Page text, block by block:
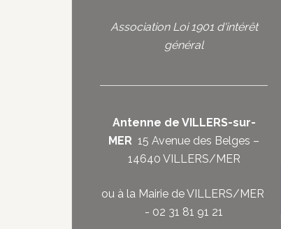
Association Loi 1901 d'intérêt
général
Antenne de VILLERS-sur-
MER 15 Avenue des Belges –
14640 VILLERS/MER
ou à la Mairie de VILLERS/MER
- 02 31 81 91 21